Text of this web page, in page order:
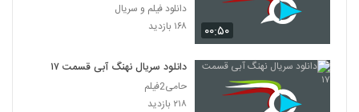
۰۰:۵۰
دانلود فیلم و سریال
۱۶۸ بازدید
دانلود سریال نهنگ آبی قسمت ۱۷
حامی2فیلم
۲۱۸ بازدید